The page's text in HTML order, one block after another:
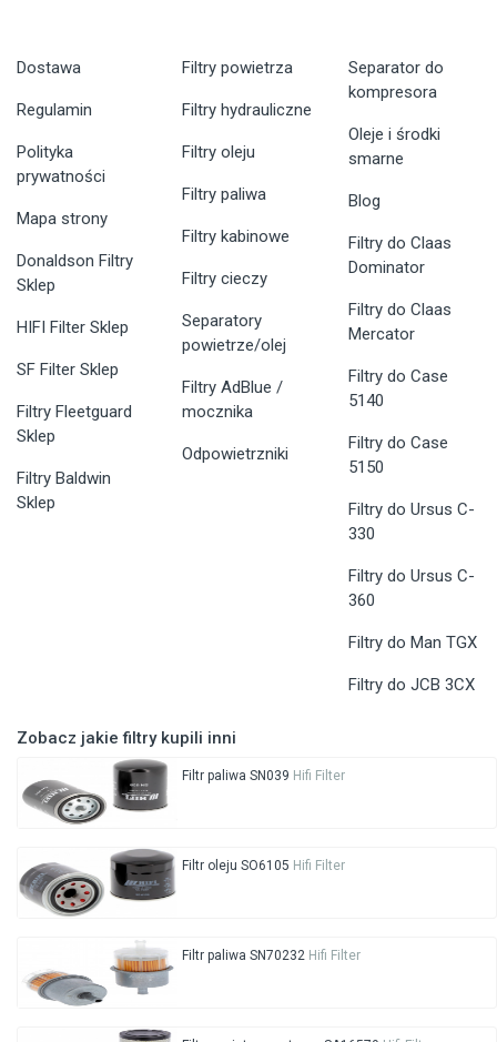
Dostawa
Regulamin
Polityka
prywatności
Mapa strony
Donaldson Filtry
Sklep
HIFI Filter Sklep
SF Filter Sklep
Filtry Fleetguard
Sklep
Filtry Baldwin
Sklep
Filtry powietrza
Filtry hydrauliczne
Filtry oleju
Filtry paliwa
Filtry kabinowe
Filtry cieczy
Separatory
powietrze/olej
Filtry AdBlue /
mocznika
Odpowietrzniki
Separator do
kompresora
Oleje i środki
smarne
Blog
Filtry do Claas
Dominator
Filtry do Claas
Mercator
Filtry do Case
5140
Filtry do Case
5150
Filtry do Ursus C-
330
Filtry do Ursus C-
360
Filtry do Man TGX
Filtry do JCB 3CX
Zobacz jakie filtry kupili inni
Filtr paliwa SN039 Hifi Filter
Filtr oleju SO6105 Hifi Filter
Filtr paliwa SN70232 Hifi Filter